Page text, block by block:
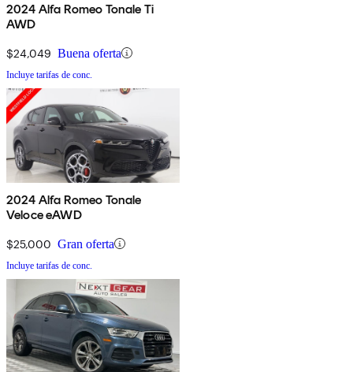
2024 Alfa Romeo Tonale Ti
AWD
$24,049 Buena oferta
Incluye tarifas de conc.
2024 Alfa Romeo Tonale
Veloce eAWD
$25,000 Gran oferta
Incluye tarifas de conc.